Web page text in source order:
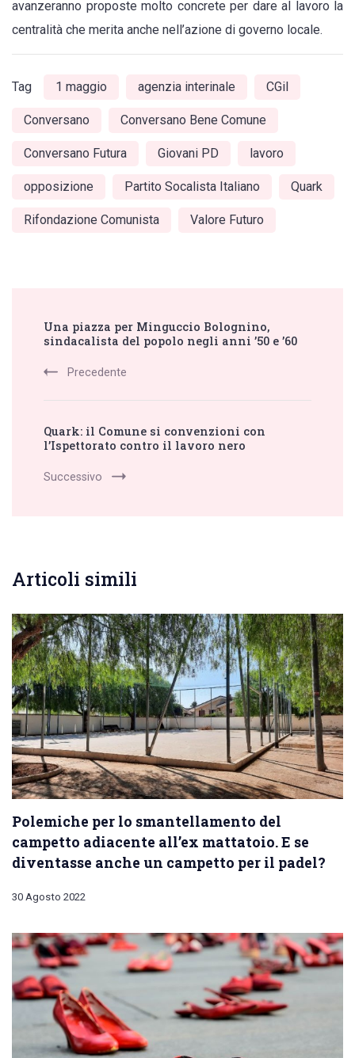
avanzeranno proposte molto concrete per dare al lavoro la
centralità che merita anche nell’azione di governo locale.
Tag 1 maggio agenzia interinale CGil
Conversano Conversano Bene Comune
Conversano Futura Giovani PD lavoro
opposizione Partito Socalista Italiano Quark
Rifondazione Comunista Valore Futuro
Navigation
Una piazza per Minguccio Bolognino,
sindacalista del popolo negli anni ’50 e ’60
Precedente
Quark: il Comune si convenzioni con
l’Ispettorato contro il lavoro nero
Successivo
Articoli simili
Polemiche per lo smantellamento del
campetto adiacente all’ex mattatoio. E se
diventasse anche un campetto per il padel?
30 Agosto 2022